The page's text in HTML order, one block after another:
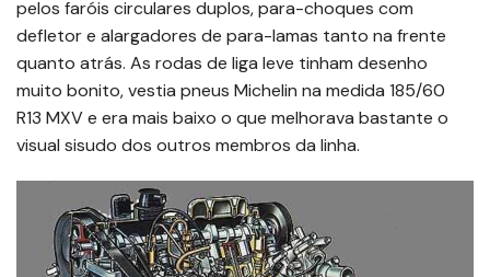
pelos faróis circulares duplos, para-choques com
defletor e alargadores de para-lamas tanto na frente
quanto atrás. As rodas de liga leve tinham desenho
muito bonito, vestia pneus Michelin na medida 185/60
R13 MXV e era mais baixo o que melhorava bastante o
visual sisudo dos outros membros da linha.